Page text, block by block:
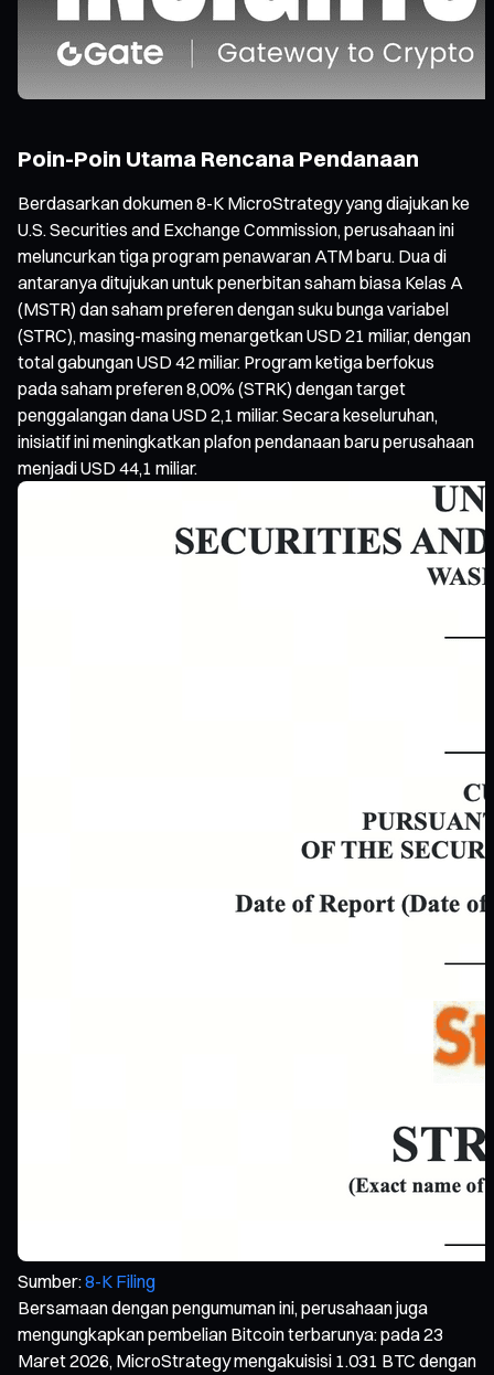
Poin-Poin Utama Rencana Pendanaan
Berdasarkan dokumen 8-K MicroStrategy yang diajukan ke
U.S. Securities and Exchange Commission, perusahaan ini
meluncurkan tiga program penawaran ATM baru. Dua di
antaranya ditujukan untuk penerbitan saham biasa Kelas A
(MSTR) dan saham preferen dengan suku bunga variabel
(STRC), masing-masing menargetkan USD 21 miliar, dengan
total gabungan USD 42 miliar. Program ketiga berfokus
pada saham preferen 8,00% (STRK) dengan target
penggalangan dana USD 2,1 miliar. Secara keseluruhan,
inisiatif ini meningkatkan plafon pendanaan baru perusahaan
menjadi USD 44,1 miliar.
Sumber:8-K Filing
Bersamaan dengan pengumuman ini, perusahaan juga
mengungkapkan pembelian Bitcoin terbarunya: pada 23
Maret 2026, MicroStrategy mengakuisisi 1.031 BTC dengan